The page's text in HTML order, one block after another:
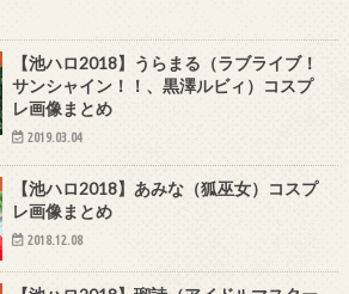
【池ハロ2018】うらまる（ラブライブ！
サンシャイン！！、黒澤ルビィ）コスプ
レ画像まとめ
2019.03.04
【池ハロ2018】あみな（狐巫女）コスプ
レ画像まとめ
2018.12.08